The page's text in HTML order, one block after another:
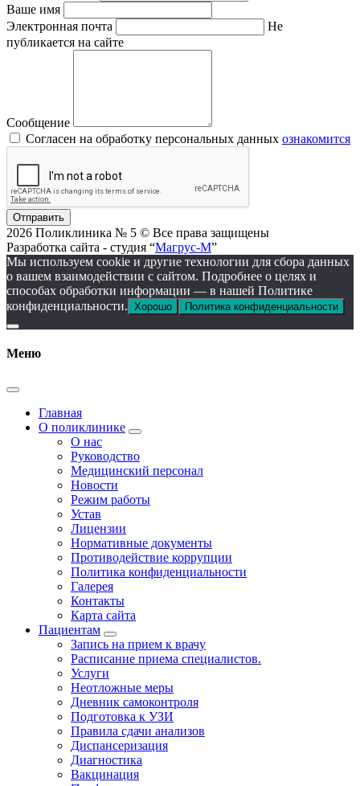
Ваше имя
Электронная почта
Не
публикается на сайте
Сообщение
Согласен на обработку персональных данных ознакомится
Отправить
2026 Поликлиника № 5 © Все права защищены
Разработка сайта - студия “Магрус-М”
Мы используем cookie и другие технологии для сбора данных
о вашем взаимодействии с сайтом. Подробнее о целях и
способах обработки информации — в нашей Политике
конфиденциальности. Хорошо Политика конфиденциальности
Меню
Главная
О поликлинике
О нас
Руководство
Медицинский персонал
Новости
Режим работы
Устав
Лицензии
Нормативные документы
Противодействие коррупции
Политика конфиденциальности
Галерея
Контакты
Карта сайта
Пациентам
Запись на прием к врачу
Расписание приема специалистов.
Услуги
Неотложные меры
Дневник самоконтроля
Подготовка к УЗИ
Правила сдачи анализов
Диспансеризация
Диагностика
Вакцинация